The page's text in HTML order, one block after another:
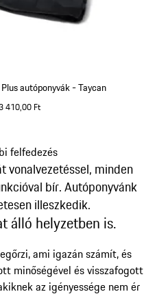
autóponyvák - Taycan
410,00 Ft
felfedezés
vonalvezetéssel, minden
bír. Autóponyvánk
illeszkedik.
álló helyzetben is.
ami igazán számít, és
minőségével és visszafogott
az igényessége nem ér